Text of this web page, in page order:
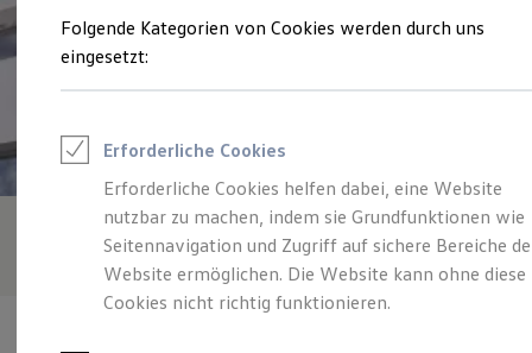
Gewerbliche Personenbeförderung
Service & mobile Werkstätten
Menschen mit Behinderung
Rettungsdienste
ONE Business ID Vorteile
Fahrzeugsuche & Marktplatz
Fahrzeugsuche
Fahrzeuge online kaufen
Digitaler Marktplatz
Kauf & Finanzierung
Online-Fahrzeugbewertung
Folgende Kategorien von Cookies werden durch uns
eingesetzt:
Erforderliche Cookies
Erforderliche Cookies helfen dabei, eine Website
nutzbar zu machen, indem sie Grundfunktionen wie
Seitennavigation und Zugriff auf sichere Bereiche
Website ermöglichen. Die Website kann ohne diese
Cookies nicht richtig funktionieren.